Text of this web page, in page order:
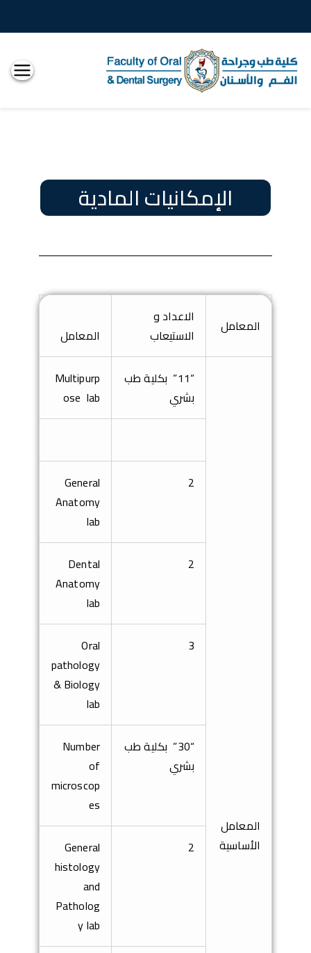
الإمكانيات المادية
المعامل الاعداد و
الاستيعاب
المعامل
المعامل
الأساسية
“
11” بكلية طب
بشري
Multipurp
ose lab
2
General
Anatomy
lab
2
Dental
Anatomy
lab
3
Oral
pathology
& Biology
lab
“
30” بكلية طب
بشري
Number
of
microscop
es
2
General
histology
and
Patholog
y lab